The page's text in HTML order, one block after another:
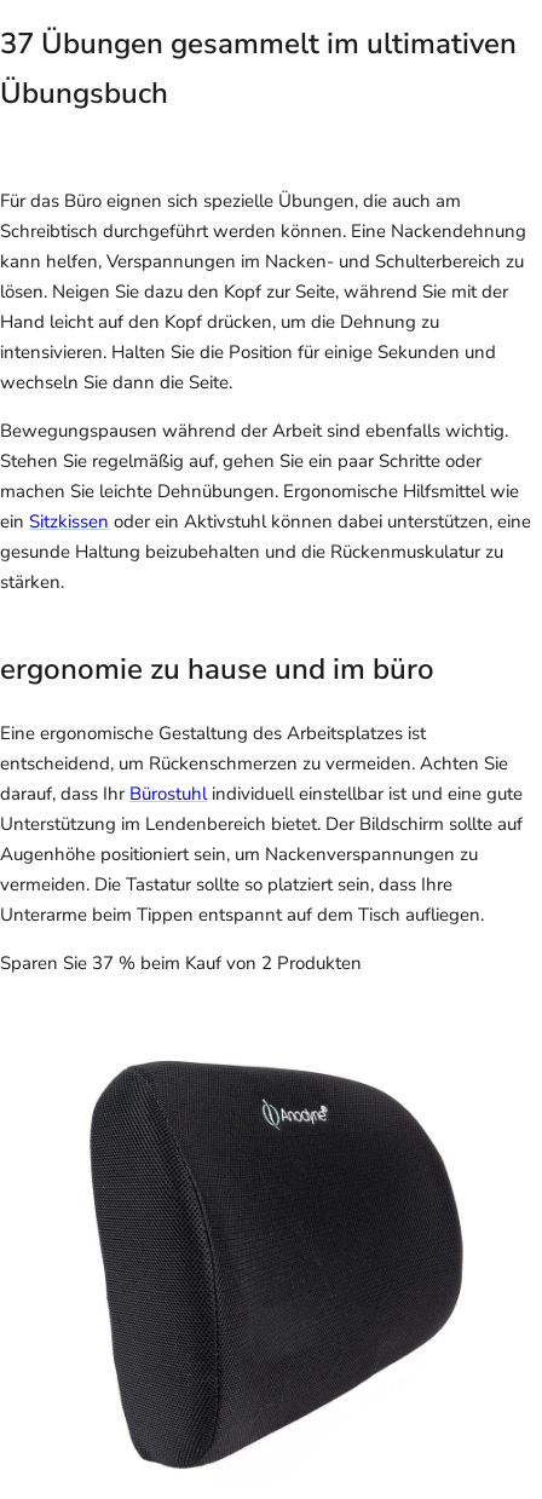
37 Übungen gesammelt im ultimativen
Übungsbuch
Für das Büro eignen sich spezielle Übungen, die auch am
Schreibtisch durchgeführt werden können. Eine Nackendehnung
kann helfen, Verspannungen im Nacken- und Schulterbereich zu
lösen. Neigen Sie dazu den Kopf zur Seite, während Sie mit der
Hand leicht auf den Kopf drücken, um die Dehnung zu
intensivieren. Halten Sie die Position für einige Sekunden und
wechseln Sie dann die Seite.
Bewegungspausen während der Arbeit sind ebenfalls wichtig.
Stehen Sie regelmäßig auf, gehen Sie ein paar Schritte oder
machen Sie leichte Dehnübungen. Ergonomische Hilfsmittel wie
ein Sitzkissen oder ein Aktivstuhl können dabei unterstützen, eine
gesunde Haltung beizubehalten und die Rückenmuskulatur zu
stärken.
ergonomie zu hause und im büro
Eine ergonomische Gestaltung des Arbeitsplatzes ist
entscheidend, um Rückenschmerzen zu vermeiden. Achten Sie
darauf, dass Ihr Bürostuhlindividuell einstellbar ist und eine gute
Unterstützung im Lendenbereich bietet. Der Bildschirm sollte auf
Augenhöhe positioniert sein, um Nackenverspannungen zu
vermeiden. Die Tastatur sollte so platziert sein, dass Ihre
Unterarme beim Tippen entspannt auf dem Tisch aufliegen.
Sparen Sie 37 % beim Kauf von 2 Produkten